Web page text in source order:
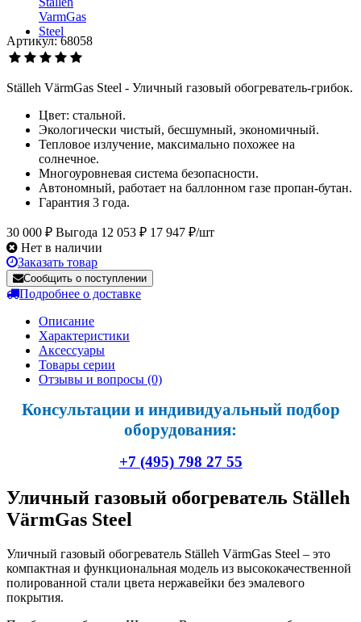
Артикул: 68058
Ställeh VärmGas Steel - Уличный газовый обогреватель-грибок.
Цвет: стальной.
Экологически чистый, бесшумный, экономичный.
Тепловое излучение, максимально похожее на
солнечное.
Многоуровневая система безопасности.
Автономный, работает на баллонном газе пропан-бутан.
Гарантия 3 года.
30 000 ₽ Выгода 12 053 ₽ 17 947 ₽/шт
Нет в наличии
Заказать товар
Сообщить о поступлении
Подробнее о доставке
Описание
Характеристики
Аксессуары
Товары серии
Отзывы и вопросы (0)
Консультации и индивидуальный подбор
оборудования:
+7 (495) 798 27 55
Уличный газовый обогреватель Ställeh
VärmGas Steel
Уличный газовый обогреватель Ställeh VärmGas Steel – это
компактная и функциональная модель из высококачественной
полированной стали цвета нержавейки без эмалевого
покрытия.